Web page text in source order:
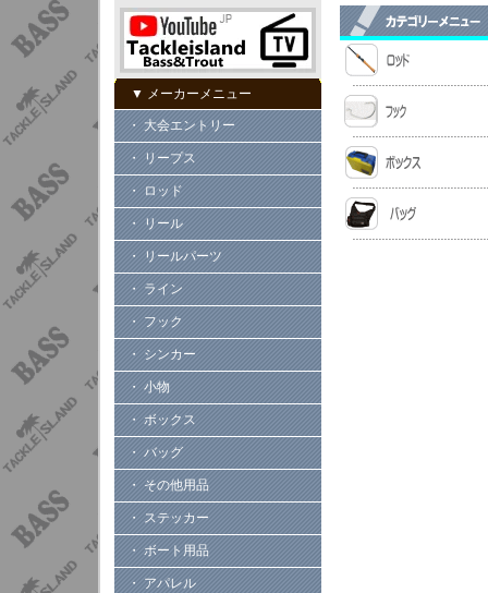
▼ メーカーメニュー
・ 大会エントリー
・ リープス
・ ロッド
・ リール
・ リールパーツ
・ ライン
・ フック
・ シンカー
・ 小物
・ ボックス
・ バッグ
・ その他用品
・ ステッカー
・ ボート用品
・ アパレル